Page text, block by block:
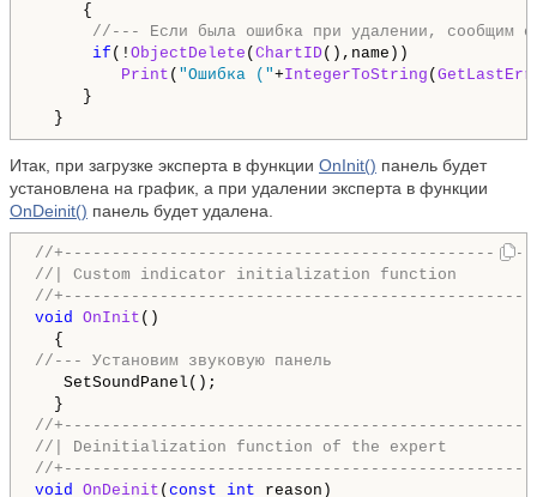
{
//--- Если была ошибка при удалении, сообщим
if (! ObjectDelete ( ChartID(),name))
Print ( "Ошибка ("+IntegerToString (
}
}
Итак, при загрузке эксперта в функции OnInit() панель будет
установлена на график, а при удалении эксперта в функции
OnDeinit() панель будет удалена.
//
//| Custom indicator initialization function
//
void OnInit ()
//--- Установим звуковую панель
SetSoundPanel();
//
//| Deinitialization function of the expert
//
void OnDeinit ( const int reason)